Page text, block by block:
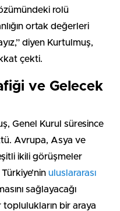
rolü
ortak değerleri
diyen Kurtulmuş,
çekti.
ve Gelecek
Genel Kurul süresince
Avrupa, Asya ve
ikili görüşmeler
uluslararası
sağlayacağı
bir araya